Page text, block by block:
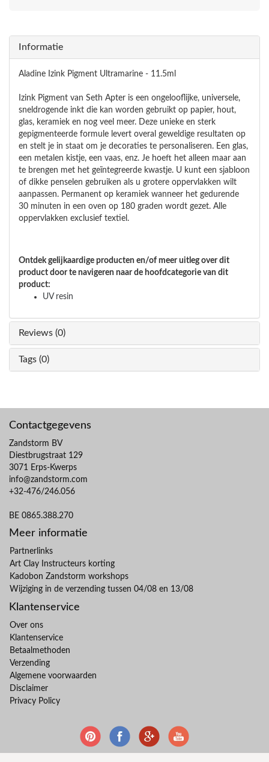
Informatie
Aladine Izink Pigment Ultramarine - 11.5ml
Izink Pigment van Seth Apter is een ongelooflijke, universele,
sneldrogende inkt die kan worden gebruikt op papier, hout,
glas, keramiek en nog veel meer. Deze unieke en sterk
gepigmenteerde formule levert overal geweldige resultaten op
en stelt je in staat om je decoraties te personaliseren. Een glas,
een metalen kistje, een vaas, enz. Je hoeft het alleen maar aan
te brengen met het geïntegreerde kwastje. U kunt een sjabloon
of dikke penselen gebruiken als u grotere oppervlakken wilt
aanpassen. Permanent op keramiek wanneer het gedurende
30 minuten in een oven op 180 graden wordt gezet. Alle
oppervlakken exclusief textiel.
Ontdek gelijkaardige producten en/of meer uitleg over dit
product door te navigeren naar de hoofdcategorie van dit
product:
UV resin
Reviews (0)
Tags (0)
Contactgegevens
Zandstorm BV
Diestbrugstraat 129
3071 Erps-Kwerps
info@zandstorm.com
+32-476/246.056
BE 0865.388.270
Meer informatie
Partnerlinks
Art Clay Instructeurs korting
Kadobon Zandstorm workshops
Wijziging in de verzending tussen 04/08 en 13/08
Klantenservice
Over ons
Klantenservice
Betaalmethoden
Verzending
Algemene voorwaarden
Disclaimer
Privacy Policy